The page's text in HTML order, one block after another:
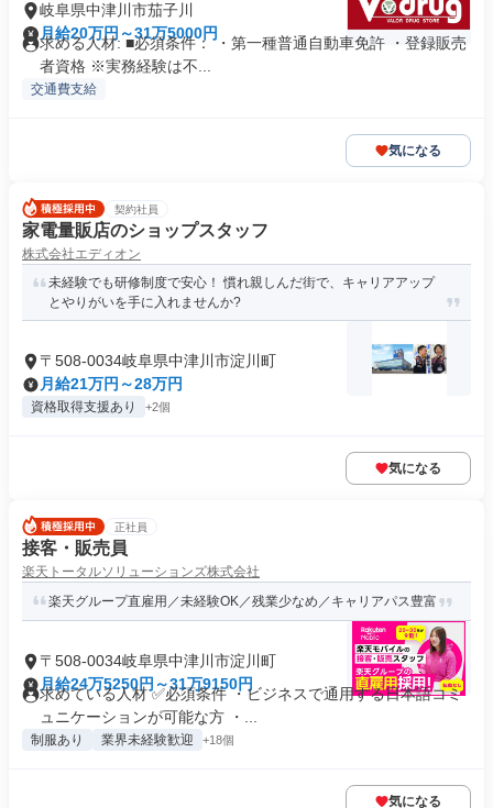
岐阜県中津川市茄子川
月給20万円～31万5000円
求める人材: ■必須条件： ・第一種普通自動車免許 ・登録販売
者資格 ※実務経験は不...
交通費支給
気になる
契約社員
家電量販店のショップスタッフ
株式会社エディオン
未経験でも研修制度で安心！ 慣れ親しんだ街で、キャリアアップ
とやりがいを手に入れませんか?
〒508-0034岐阜県中津川市淀川町
月給21万円～28万円
資格取得支援あり +2個
気になる
正社員
接客・販売員
楽天トータルソリューションズ株式会社
楽天グループ直雇用／未経験OK／残業少なめ／キャリアパス豊富
〒508-0034岐阜県中津川市淀川町
月給24万5250円～31万9150円
求めている人材 ✅必須条件 ・ビジネスで通用する日本語コミ
ュニケーションが可能な方 ・...
制服あり 業界未経験歓迎 +18個
気になる